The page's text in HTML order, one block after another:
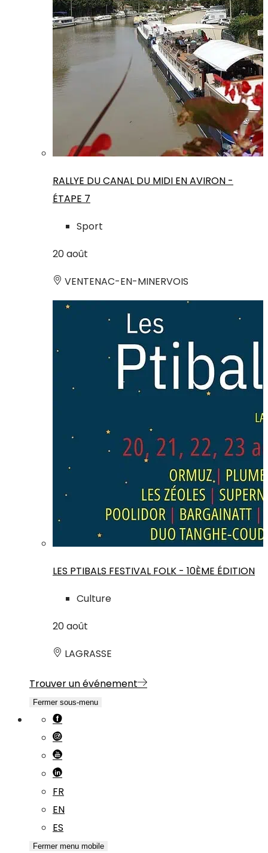
RALLYE DU CANAL DU MIDI EN AVIRON -
ÉTAPE 7
Sport
20août
VENTENAC-EN-MINERVOIS
LES PTIBALS FESTIVAL FOLK - 10ÈME ÉDITION
Culture
20août
LAGRASSE
Trouver un événement
Fermer sous-menu
FR
EN
ES
Fermer menu mobile